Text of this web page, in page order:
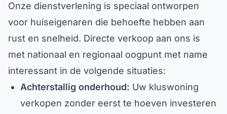
Onze dienstverlening is speciaal ontworpen
voor huiseigenaren die behoefte hebben aan
rust en snelheid. Directe verkoop aan ons is
met nationaal en regionaal oogpunt met name
interessant in de volgende situaties:
Achterstallig onderhoud: Uw kluswoning
verkopen zonder eerst te hoeven investeren